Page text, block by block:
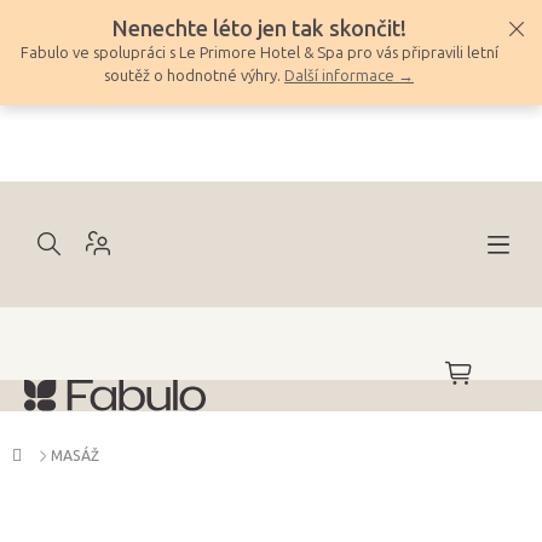
obsah
Nenechte léto jen tak skončit!
Fabulo ve spolupráci s Le Primore Hotel & Spa pro vás připravili letní
soutěž o hodnotné výhry. Další informace →
NÁKUPNÍ
KOŠÍK
Domů
MASÁŽ